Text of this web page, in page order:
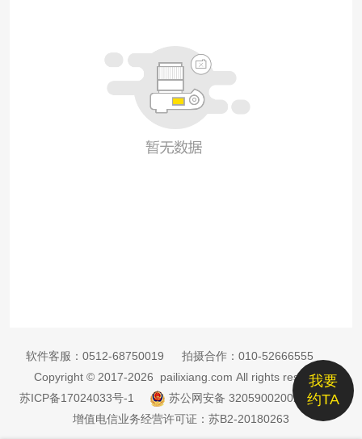
我要
约TA
软件客服： 0512-68750019 拍摄合作： 010-52666555
Copyright © 2017-2026 pailixiang.com All rights reserved
苏ICP备17024033号-1
苏公网安备 32059002002885号
增值电信业务经营许可证：苏B2-20180263